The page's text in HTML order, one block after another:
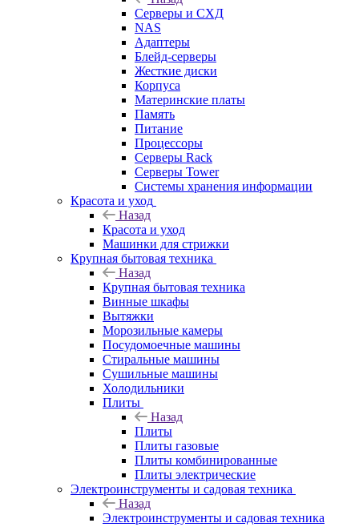
Серверы и СХД
NAS
Адаптеры
Блейд-серверы
Жесткие диски
Корпуса
Материнские платы
Память
Питание
Процессоры
Серверы Rack
Серверы Tower
Системы хранения информации
Красота и уход
Назад
Красота и уход
Машинки для стрижки
Крупная бытовая техника
Назад
Крупная бытовая техника
Винные шкафы
Вытяжки
Морозильные камеры
Посудомоечные машины
Стиральные машины
Сушильные машины
Холодильники
Плиты
Назад
Плиты
Плиты газовые
Плиты комбинированные
Плиты электрические
Электроинструменты и садовая техника
Назад
Электроинструменты и садовая техника